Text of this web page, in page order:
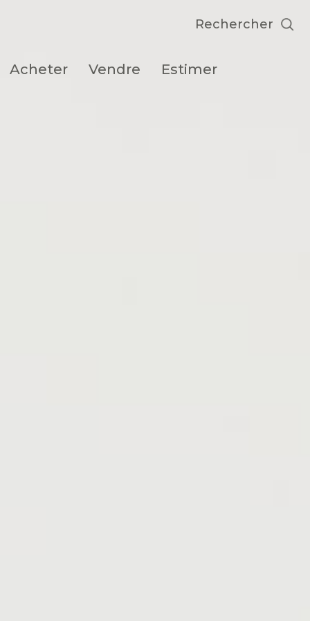
Rechercher
acheter vendre estimer